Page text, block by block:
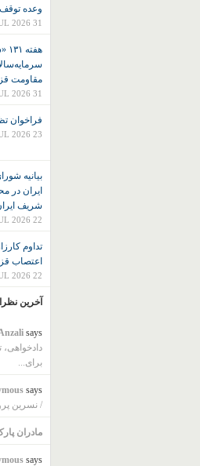
وعده توقف
31 JUL 2026
مقاومت
31 JUL 2026
فراخوان
23 JUL 2026
بیانیه
ایران در
شریف
22 JUL 2026
اعتصاب
22 JUL 2026
آخرین
says:
برای...
says:
/ نسرین
مادران
says: